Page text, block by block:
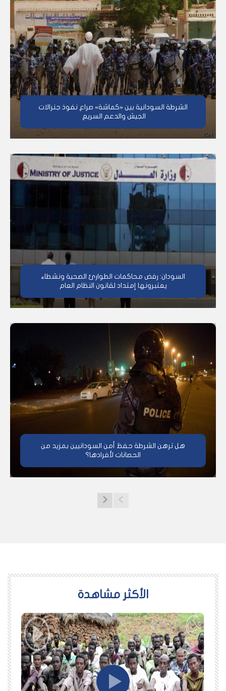
الشرطة السودانية بين «كماشة» صراع نفوذ جنرالات
الجيش والدعم السريع
السودان: رفض محاكمات الطوارئ الصحية ونشطاء
يعتبرونها إمتداد لقانون النظام العام
هل ترهن الشرطة حفظ أمن السودانيين بمزيد من
الحصانات لأفرادها؟
اﻷكثر مشاهدة